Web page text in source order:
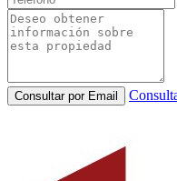
Consultar por Email